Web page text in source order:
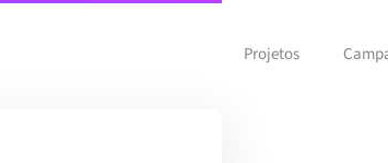
Projetos